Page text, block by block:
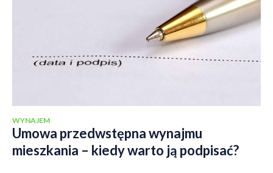
WYNAJEM
Umowa przedwstępna wynajmu
mieszkania – kiedy warto ją podpisać?